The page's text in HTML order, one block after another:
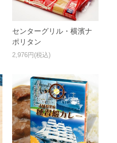
センターグリル・横濱ナ
ポリタン
2,976円(税込)